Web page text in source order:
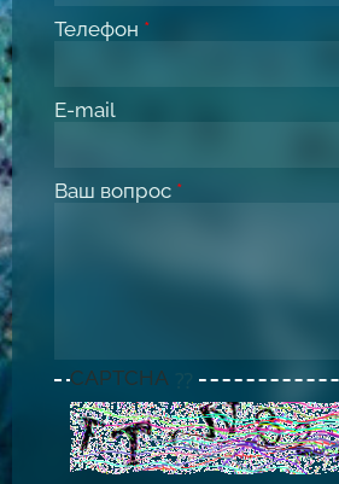
Телефон *
E-mail
Ваш вопрос *
CAPTCHA